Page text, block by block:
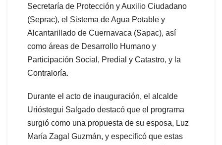
Secretaría de Protección y Auxilio Ciudadano
(Seprac), el Sistema de Agua Potable y
Alcantarillado de Cuernavaca (Sapac), así
como áreas de Desarrollo Humano y
Participación Social, Predial y Catastro, y la
Contraloría.
Durante el acto de inauguración, el alcalde
Urióstegui Salgado destacó que el programa
surgió como una propuesta de su esposa, Luz
María Zagal Guzmán, y especificó que estas